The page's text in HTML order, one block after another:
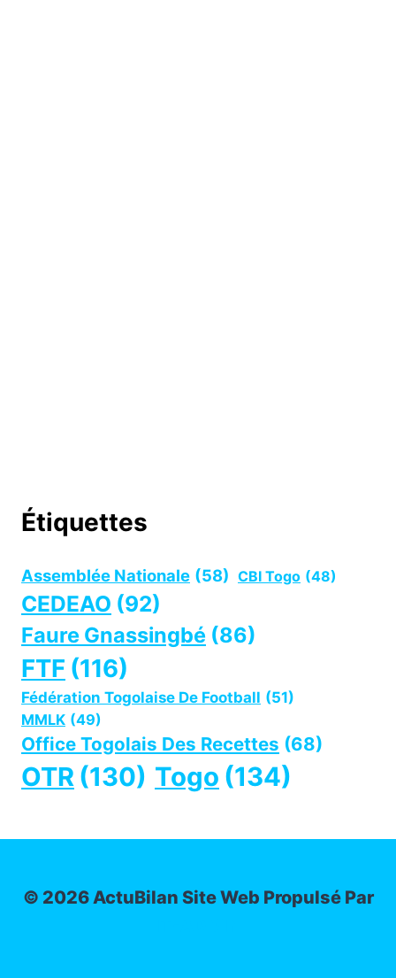
Étiquettes
Assemblée Nationale (58) CBI Togo (48)
CEDEAO (92)
Faure Gnassingbé (86)
FTF (116)
Fédération Togolaise De Football (51)
MMLK (49)
Office Togolais Des Recettes (68)
OTR (130) Togo (134)
© 2026 ActuBilan Site Web Propulsé Par